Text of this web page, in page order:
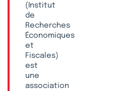
(Institut
de
Recherches
Économiques
et
Fiscales)
est
une
association